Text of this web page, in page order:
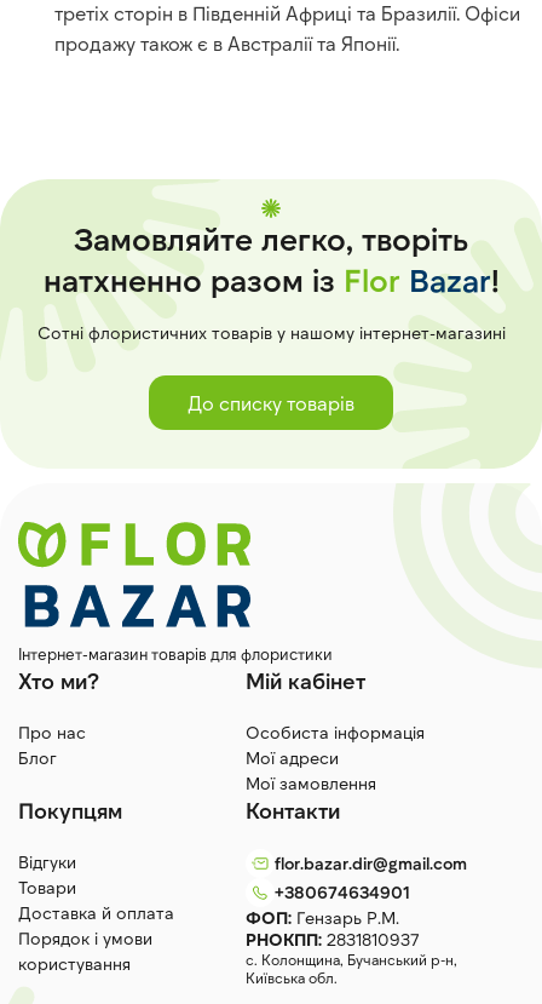
третіх сторін в Південній Африці та Бразилії. Офіси
продажу також є в Австралії та Японії.
Замовляйте легко, творіть
натхненно разом із Flor Bazar!
Сотні флористичних товарів у нашому інтернет-магазині
До списку товарів
Інтернет-магазин товарів для флористики
Хто ми?
Про нас
Блог
Мій кабінет
Особиста інформація
Мої адреси
Мої замовлення
Покупцям
Відгуки
Товари
Доставка й оплата
Порядок і умови
користування
Контакти
flor.bazar.dir@gmail.com
+380674634901
ФОП: Гензарь Р.М.
РНОКПП: 2831810937
с. Колонщина, Бучанський р-н,
Київська обл.